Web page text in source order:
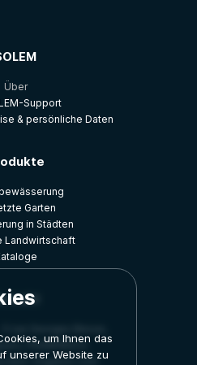
Über
Support
& persönliche Daten
Garten
in Städten
Landwirtschaft
FRANKREICH
irrigation.com
um Ihnen das
unserer Website zu